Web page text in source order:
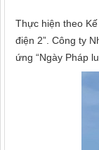
Thực hiện theo
điện 2”. Công ty
ứng “Ngày Pháp